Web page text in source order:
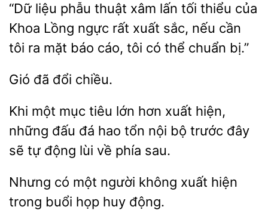
“Dữ liệu phẫu thuật xâm lấn tối
Khoa Lồng
rất xuất sắc, nếu cần
tôi ra mặt báo cáo, tôi có thể chuẩn bị.”
chiều.
một mục tiêu lớn hơn xuất hiện,
đấu đá hao tổn nội
trước đây
sẽ tự động lùi về phía sau.
Nhưng một
không xuất hiện
trong buổi họp
động.